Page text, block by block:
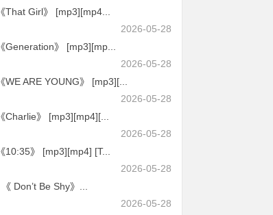
《That Girl》 [mp3][mp4...
2026-05-28
《Generation》 [mp3][mp...
2026-05-28
《WE ARE YOUNG》 [mp3][...
2026-05-28
《Charlie》 [mp3][mp4][...
2026-05-28
《10:35》 [mp3][mp4] [T...
2026-05-28
《 Don’t Be Shy》...
2026-05-28